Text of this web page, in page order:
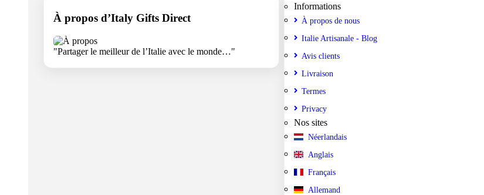
À propos d’Italy Gifts Direct
"Partager le meilleur de l’Italie avec le monde…"
Informations
À propos de nous
Italie Artisanale - Blog
Avis clients
Livraison
Termes
Privacy
Nos sites
Néerlandais
Anglais
Français
Allemand